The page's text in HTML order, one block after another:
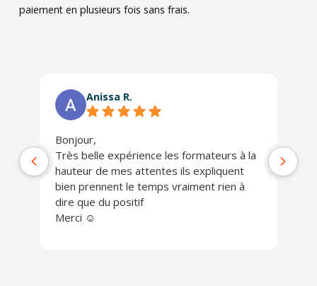
paiement en plusieurs fois sans frais.
Anissa R.
Bonjour,
Très belle expérience les formateurs à la
hauteur de mes attentes ils expliquent
bien prennent le temps vraiment rien à
dire que du positif
Merci ☺️